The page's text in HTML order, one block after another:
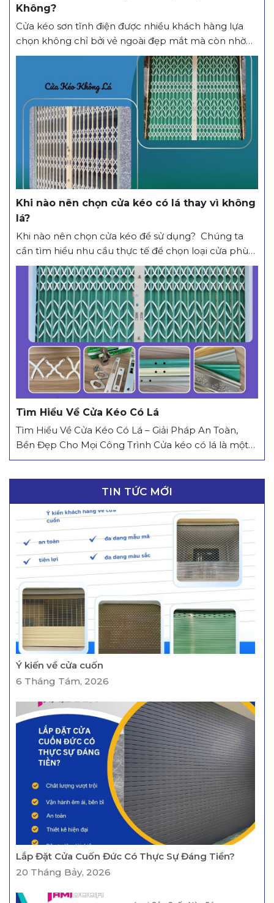
Không?
Cửa kéo sơn tĩnh điện được nhiều khách hàng lựa
chọn không chỉ bởi vẻ ngoài đẹp mắt mà còn nhờ
khả năng giữ màu lâu dài. Tuy nhiên, nhiều người
vẫn băn khoăn liệu lớp sơn này có thực sự bền màu
sau nhiều năm sử dụng dưới điều kiện nắng mưa
ngoài trời...
Khi nào nên chọn cửa kéo có lá thay vì không
lá?
Khi nào nên chọn cửa kéo để sử dụng? Chúng ta
cần tìm hiểu nhu cầu thực tế để chọn loại cửa phù
hợp nhất cho người sử dụng. Cửa kéo được thiết kế
đa dạng với nhiều lựa chọn như cửa kéo có lá, cửa
kéo không lá, cửa kéo lá hở, cửa kéo...
Tìm Hiểu Về Cửa Kéo Có Lá
Tìm Hiểu Về Cửa Kéo Có Lá – Giải Pháp An Toàn,
Bền Đẹp Cho Mọi Công Trình Cửa kéo có lá là một
trong những dòng cửa được sử dụng phổ biến hiện
thẩm mỹ ổn định. Vậy cửa kéo có lá...
TIN TỨC MỚI
Ý kiến về cửa cuốn
6 Tháng Tám, 2026
Lắp Đặt Cửa Cuốn Đức Có Thực Sự Đáng Tiền?
20 Tháng Bảy, 2026